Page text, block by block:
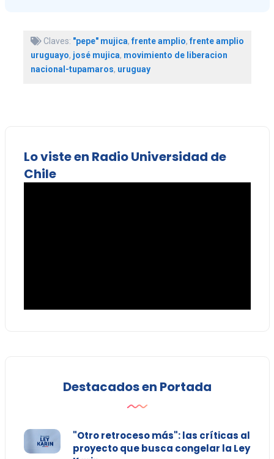
Claves: "pepe" mujica,frente amplio,frente amplio
uruguayo, josé mujica, movimiento de liberacion
nacional-tupamaros, uruguay
Lo viste en Radio Universidad de
Chile
Destacados en Portada
"Otro retroceso más": las críticas al
proyecto que busca congelar la Ley